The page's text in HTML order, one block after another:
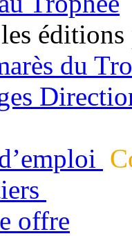
éditions
du
offre